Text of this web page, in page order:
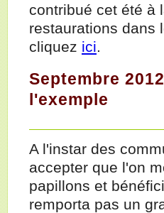
contribué cet été à
restaurations dans
cliquez ici.
Septembre
l'exemple
A l'instar des
accepter que l'on
papillons et
remporta pas un